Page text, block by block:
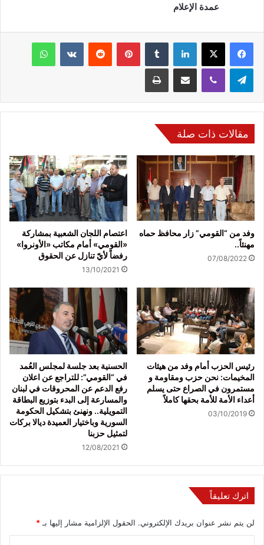
عمدة الإعلام
فيسبوك لينكدإن بينتيريست
مقالات ذات صلة
وفد من “القومي” زار محافظ حماه
مهنئاً..
07/08/2022
اعتصام اللجان الشعبية بمشاركة
«القومي» أمام مكاتب «الأونروا»
رفضاً لأيّ تنازل عن الحقوق
13/10/2021
رئيس الحزب أمام وفد من هيئات
المخيمات: نحن حزب ومقاومة و
مستمرون في الصراع حتى يسلم
أعداء الأمة للأمة بحقها كاملاً
03/10/2019
الحسنية بعد جلسة لمجلس العُمد
في “القومي”: للتراجع عن اعلان
رفع الدعم عن المحروقات في لبنان
والمسارعة إلى البدء بتوزيع البطاقة
التمويلية.. ونهنئ بتشكيل الحكومة
السورية وباختيار العميدة ديالا بركات
لتمثيل حزبنا
12/08/2021
اترك تعليقاً
لن يتم نشر عنوان بريدك الإلكتروني. الحقول الإلزامية مشار إليها بـ *